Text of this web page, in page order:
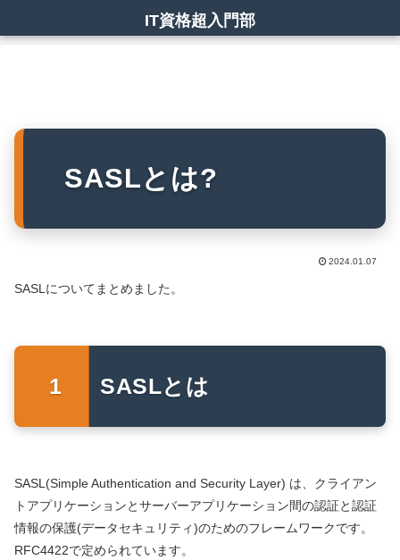
IT資格超入門部
SASLとは?
2024.01.07
SASLについてまとめました。
SASLとは
SASL(Simple Authentication and Security Layer) は、クライアン
トアプリケーションとサーバーアプリケーション間の認証と認証
情報の保護(データセキュリティ)のためのフレームワークです。
RFC4422で定められています。